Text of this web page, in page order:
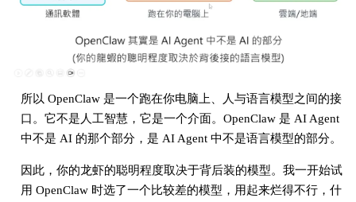
所以 OpenClaw 是一个跑在你电脑上、人与语言模型之间的接
口。它不是人工智慧，它是一个介面。OpenClaw 是 AI Agent
中不是 AI 的那个部分，是 AI Agent 中不是语言模型的部分。
因此，你的龙虾的聪明程度取决于背后装的模型。我一开始试
用 OpenClaw 时选了一个比较差的模型，用起来烂得不行，什